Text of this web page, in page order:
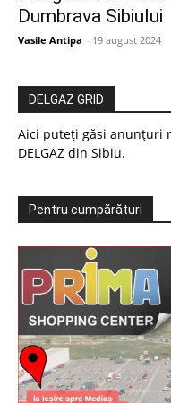
Dumbrava Sibiului
Vasile Antipa - 19 august 2024
DELGAZ GRID
Aici puteți găsi anunțuri
DELGAZ din Sibiu.
Pentru cumpărături